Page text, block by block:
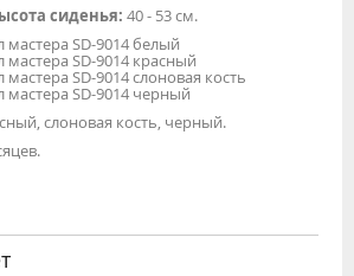
сиденья: 40 - 53 см.
мастера SD-9014 белый
мастера SD-9014 красный
мастера SD-9014 слоновая кость
мастера SD-9014 черный
слоновая кость, черный.